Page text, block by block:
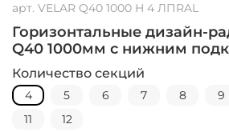
арт. VELAR Q40 1000 H 4 ЛПRAL
Горизонтальные дизайн-
Q40 1000мм с нижним
Количество секций
4 5 6 7 8 9
11
12